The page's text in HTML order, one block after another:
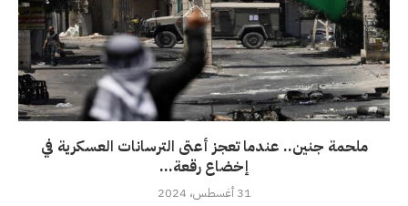
ملحمة جنين.. عندما تعجز أعتى الترسانات العسكرية في
إخضاع رقعة...
31 أغسطس، 2024